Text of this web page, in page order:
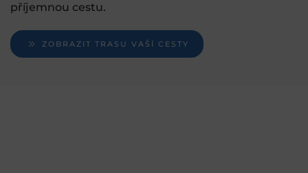
příjemnou cestu.
ZOBRAZIT TRASU VAŠÍ CESTY